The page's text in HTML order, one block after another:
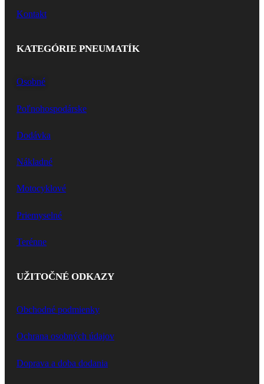
Kontakt
KATEGÓRIE PNEUMATÍK
Osobné
Poľnohospodárske
Dodávka
Nákladné
Motocyklové
Priemyselné
Terénne
UŽITOČNÉ ODKAZY
Obchodné podmienky
Ochrana osobných údajov
Doprava a doba dodania